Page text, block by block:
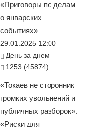
«Приговоры по делам
о январских
событиях»
29.01.2025 12:00
День за днем
1253 (45874)
«Токаев не сторонник
громких увольнений и
публичных разборок».
«Риски для